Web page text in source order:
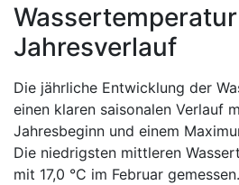
Jahresverlauf
Die jährliche Entwicklung der
einen klaren saisonalen Verlauf
Jahresbeginn und einem
Die niedrigsten mittleren
mit 17,0 °C im Februar